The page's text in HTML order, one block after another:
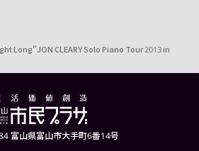
Long"JON CLEARY Solo Piano Tour 2013 in
富山県富山市大手町6番14号